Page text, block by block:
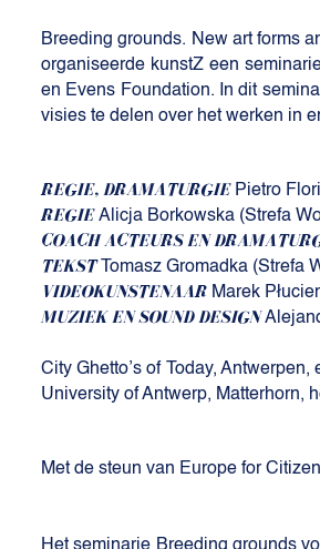
Breeding grounds. New art forms
organiseerde kunstZ een
en Evens Foundation. In dit
visies te delen over het werken in
REGIE, DRAMATURGIEPietro
REGIEAlicja Borkowska (Strefa
COACH ACTEURS EN
TEKSTTomasz Gromadka (Strefa
VIDEOKUNSTENAAR Marek
MUZIEK EN SOUND DESIGN
City Ghetto’s of Today,
University of Antwerp, Matterhorn,
Met de steun van Europe for